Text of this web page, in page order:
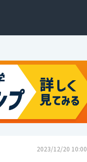
2023/12/20 10:00